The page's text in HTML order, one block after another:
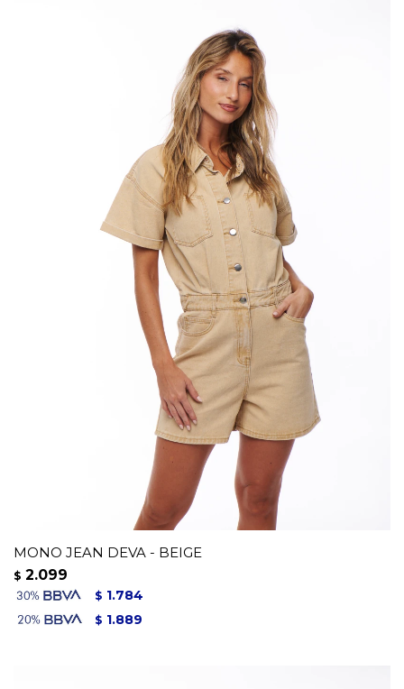
MONO JEAN DEVA - BEIGE
$ 2.099
$ 1.784
$ 1.889